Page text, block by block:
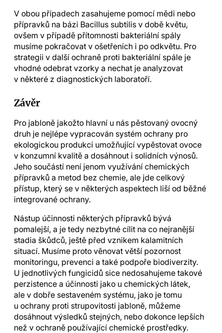
V obou případech zasahujeme pomocí mědi nebo
přípravků na bázi Bacillus subtilis v době květu,
ovšem v případě přítomnosti bakteriální spály
musíme pokračovat v ošetřeních i po odkvětu. Pro
strategii v další ochraně proti bakteriální spále je
vhodné odebrat vzorky a nechat je analyzovat
v některé z diagnostických laboratoří.
Závěr
Pro jabloně jakožto hlavní u nás pěstovaný ovocný
druh je nejlépe vypracován systém ochrany pro
ekologickou produkci umožňující vypěstovat ovoce
v konzumní kvalitě a dosáhnout i solidních výnosů.
Jeho součástí není jenom využívání chemických
přípravků a metod bez chemie, ale jde celkový
přístup, který se v některých aspektech liší od běžné
integrované ochrany.
Nástup účinnosti některých přípravků bývá
pomalejší, a je tedy nezbytné cílit na co nejranější
stadia škůdců, ještě před vznikem kalamitních
situací. Musíme proto věnovat větší pozornost
monitoringu, prevenci a také podpoře biodiverzity.
U jednotlivých fungicidů sice nedosahujeme takové
perzistence a účinnosti jako u chemických látek,
ale v dobře sestaveném systému, jako je tomu
u ochrany proti strupovitosti jabloně, můžeme
dosáhnout výsledků stejných, nebo dokonce lepších
než v ochraně používající chemické prostředky.